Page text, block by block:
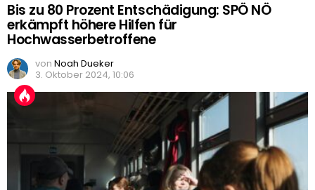
Bis zu 80 Prozent Entschädigung: SPÖ NÖ
erkämpft höhere Hilfen für
Hochwasserbetroffene
von Noah Dueker
3. Oktober 2024, 10:06